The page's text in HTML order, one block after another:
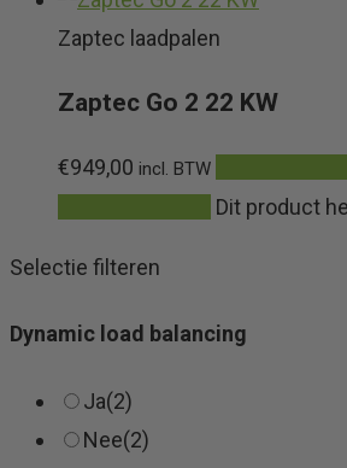
Zaptec laadpalen
Zaptec Go 2 22 KW
€949,00 incl. BTW
Dit product
Selectie filteren
Dynamic load balancing
Ja(2)
Nee(2)